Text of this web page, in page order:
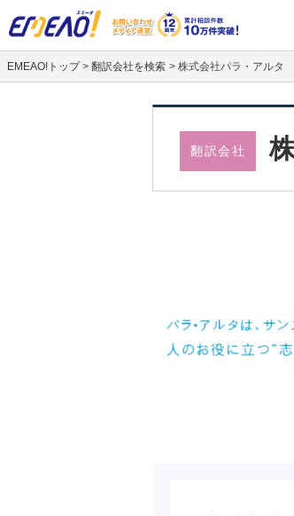
EMEAO!トップ >翻訳会社を検索 > 株式会社パラ・アルタ
翻訳会社